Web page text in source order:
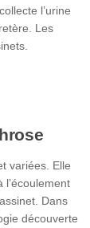
l’urine
Les
variées. Elle
l’écoulement
Dans
découverte